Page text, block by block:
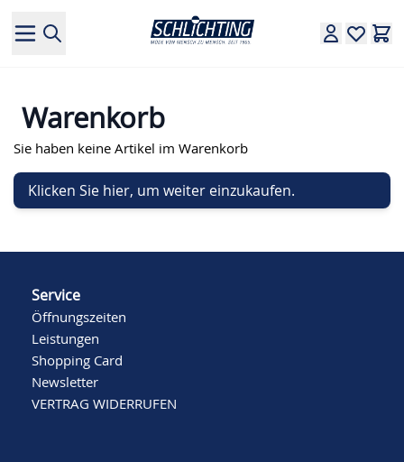
Warenkorb
Sie haben keine Artikel im Warenkorb
Klicken Sie hier, um weiter einzukaufen.
Service
Öffnungszeiten
Leistungen
Shopping Card
Newsletter
VERTRAG WIDERRUFEN